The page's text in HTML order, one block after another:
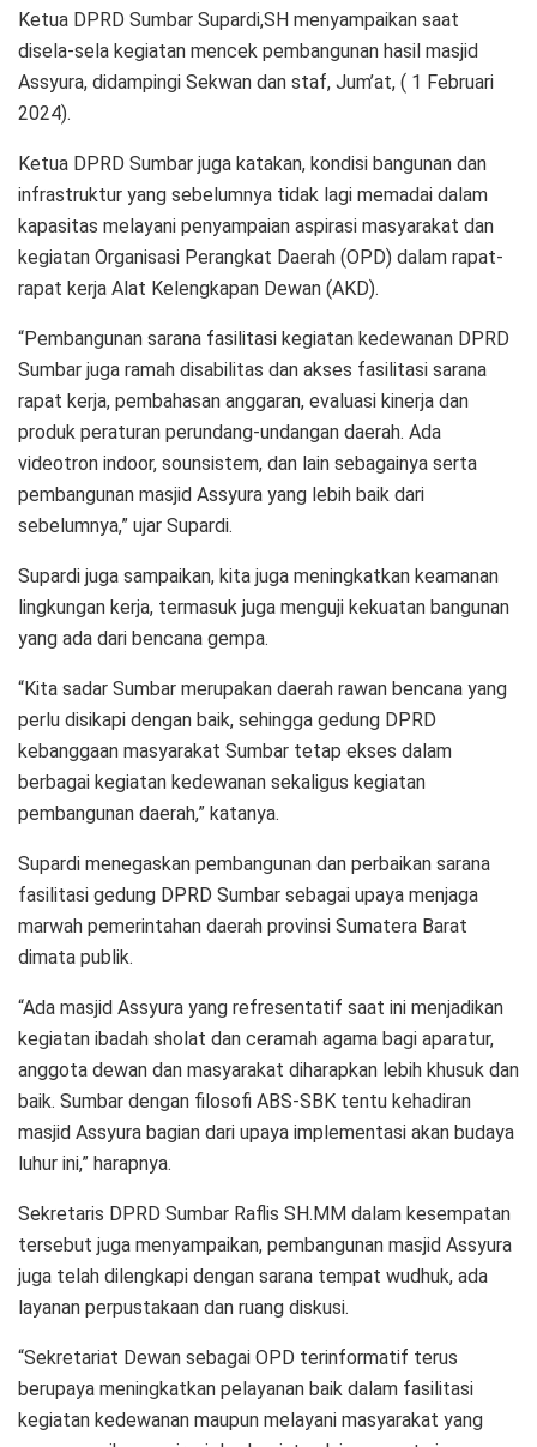
Ketua DPRD Sumbar Supardi,SH menyampaikan saat
disela-sela kegiatan mencek pembangunan hasil masjid
Assyura, didampingi Sekwan dan staf, Jum’at, ( 1 Februari
2024).
Ketua DPRD Sumbar juga katakan, kondisi bangunan dan
infrastruktur yang sebelumnya tidak lagi memadai dalam
kapasitas melayani penyampaian aspirasi masyarakat dan
kegiatan Organisasi Perangkat Daerah (OPD) dalam rapat-
rapat kerja Alat Kelengkapan Dewan (AKD).
“Pembangunan sarana fasilitasi kegiatan kedewanan DPRD
Sumbar juga ramah disabilitas dan akses fasilitasi sarana
rapat kerja, pembahasan anggaran, evaluasi kinerja dan
produk peraturan perundang-undangan daerah. Ada
videotron indoor, sounsistem, dan lain sebagainya serta
pembangunan masjid Assyura yang lebih baik dari
sebelumnya,” ujar Supardi.
Supardi juga sampaikan, kita juga meningkatkan keamanan
lingkungan kerja, termasuk juga menguji kekuatan bangunan
yang ada dari bencana gempa.
“Kita sadar Sumbar merupakan daerah rawan bencana yang
perlu disikapi dengan baik, sehingga gedung DPRD
kebanggaan masyarakat Sumbar tetap ekses dalam
berbagai kegiatan kedewanan sekaligus kegiatan
pembangunan daerah,” katanya.
Supardi menegaskan pembangunan dan perbaikan sarana
fasilitasi gedung DPRD Sumbar sebagai upaya menjaga
marwah pemerintahan daerah provinsi Sumatera Barat
dimata publik.
“Ada masjid Assyura yang refresentatif saat ini menjadikan
kegiatan ibadah sholat dan ceramah agama bagi aparatur,
anggota dewan dan masyarakat diharapkan lebih khusuk dan
baik. Sumbar dengan filosofi ABS-SBK tentu kehadiran
masjid Assyura bagian dari upaya implementasi akan budaya
luhur ini,” harapnya.
Sekretaris DPRD Sumbar Raflis SH.MM dalam kesempatan
tersebut juga menyampaikan, pembangunan masjid Assyura
juga telah dilengkapi dengan sarana tempat wudhuk, ada
layanan perpustakaan dan ruang diskusi.
“Sekretariat Dewan sebagai OPD terinformatif terus
berupaya meningkatkan pelayanan baik dalam fasilitasi
kegiatan kedewanan maupun melayani masyarakat yang